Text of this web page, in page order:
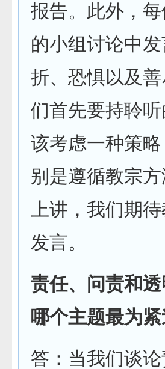
报告。此外，
的小组讨论中
折、恐惧以及
们首先要持聆
该考虑一种策
别是遵循教宗
上讲，我们期
发言。
责任、问责和
哪个主题最为紧
答：当我们谈